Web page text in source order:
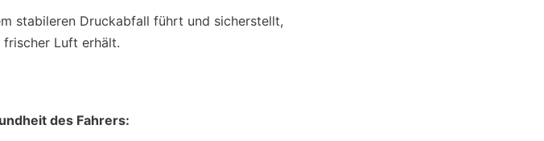
stabileren Druckabfall führt und sicherstellt,
frischer Luft erhält.
des Fahrers: